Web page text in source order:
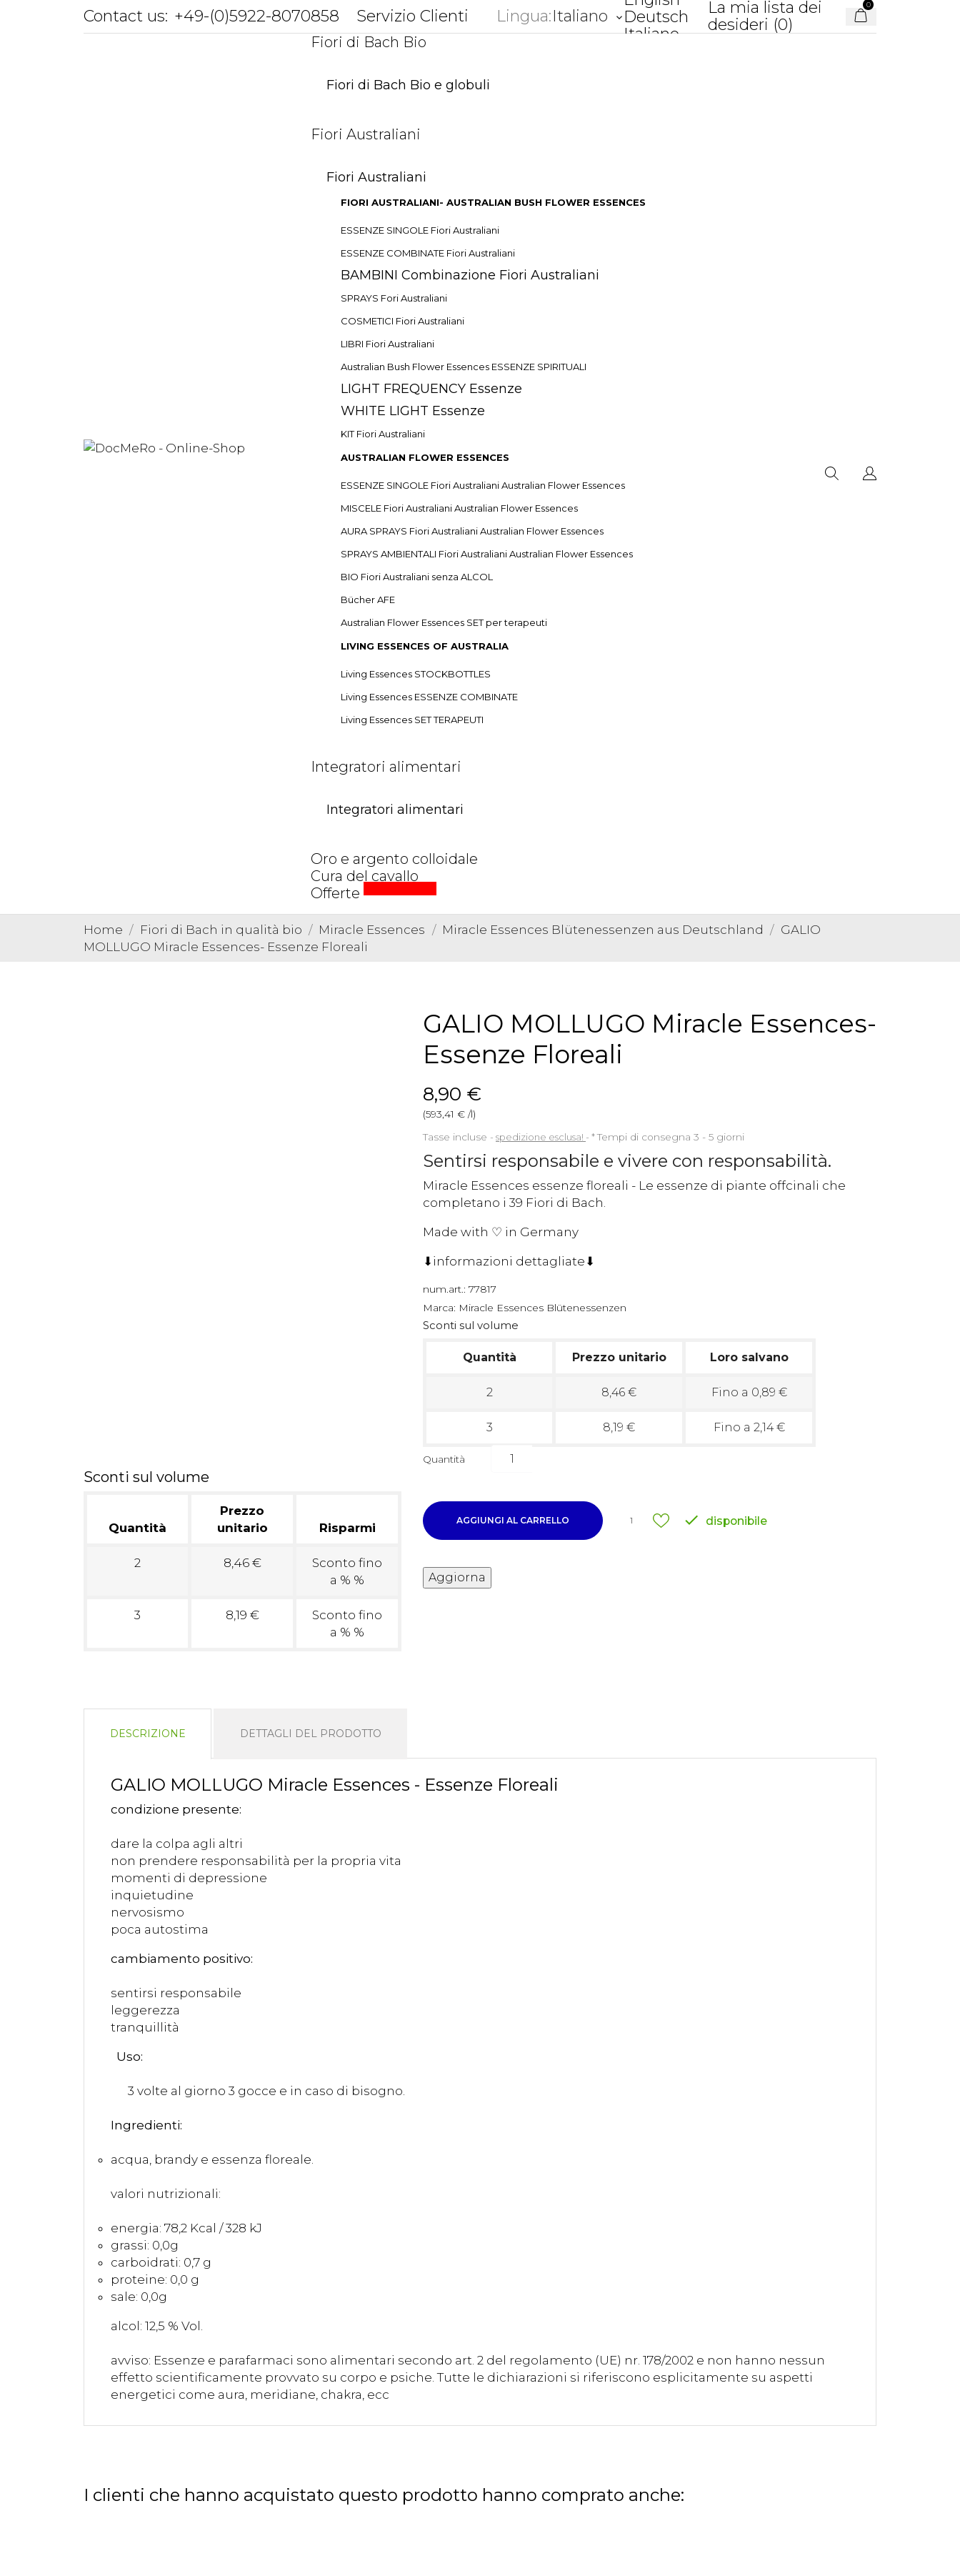
Contact us: +49-(0)5922-8070858 Servizio Clienti Lingua:Italiano keyboard_arrow_down Deutsch
Italiano
La mia lista dei
desideri (0)
0
Fiori di Bach Bio
Fiori di Bach Bio e globuli
Fiori Australiani
Fiori Australiani
FIORI AUSTRALIANI- AUSTRALIAN BUSH FLOWER ESSENCES
ESSENZE SINGOLE Fiori Australiani
ESSENZE COMBINATE Fiori Australiani
BAMBINI Combinazione Fiori Australiani
SPRAYS Fori Australiani
COSMETICI Fiori Australiani
LIBRI Fiori Australiani
Australian Bush Flower Essences ESSENZE SPIRITUALI
LIGHT FREQUENCY Essenze
WHITE LIGHT Essenze
KIT Fiori Australiani
AUSTRALIAN FLOWER ESSENCES
ESSENZE SINGOLE Fiori Australiani Australian Flower Essences
MISCELE Fiori Australiani Australian Flower Essences
AURA SPRAYS Fiori Australiani Australian Flower Essences
SPRAYS AMBIENTALI Fiori Australiani Australian Flower Essences
BIO Fiori Australiani senza ALCOL
Bücher AFE
Australian Flower Essences SET per terapeuti
LIVING ESSENCES OF AUSTRALIA
Living Essences STOCKBOTTLES
Living Essences ESSENZE COMBINATE
Living Essences SET TERAPEUTI
Integratori alimentari
Integratori alimentari
Oro e argento colloidale
Cura del cavallo
Offerte
Home Fiori di Bach in qualità bio Miracle Essences Miracle Essences Blütenessenzen aus Deutschland
GALIO
MOLLUGO Miracle Essences- Essenze Floreali
Sconti sul volume
Quantità
Prezzo
unitario
Risparmi
2 8,46 €
Sconto fino
a % %
3 8,19 €
Sconto fino
a % %
GALIO MOLLUGO Miracle Essences-
Essenze Floreali
8,90 €
(593,41 € /l)
Tasse incluse
spedizione esclusa! *Tempi di consegna 3 - 5 giorni
Sentirsi responsabile e vivere con responsabilità.
Miracle Essences essenze floreali - Le essenze di piante offcinali che
completano i 39 Fiori di Bach.
Made with ♡ in Germany
⬇informazioni dettagliate⬇
num.art.: 77817
Marca: Miracle Essences Blütenessenzen
Sconti sul volume
Quantità Prezzo unitario Loro salvano
2 8,46 € Fino a 0,89 €
3 8,19 € Fino a 2,14 €
Quantità
AGGIUNGI AL CARRELLO 1  disponibile
DESCRIZIONE DETTAGLI DEL PRODOTTO
GALIO MOLLUGO Miracle Essences - Essenze Floreali
condizione presente:
dare la colpa agli altri
non prendere responsabilità per la propria vita
momenti di depressione
inquietudine
nervosismo
poca autostima
cambiamento positivo:
sentirsi responsabile
leggerezza
tranquillità
Uso:
3 volte al giorno 3 gocce e in caso di bisogno.
Ingredienti:
acqua, brandy e essenza floreale.
valori nutrizionali:
energia: 78,2 Kcal / 328 kJ
grassi: 0,0g
carboidrati: 0,7 g
proteine: 0,0 g
sale: 0,0g
alcol: 12,5 % Vol.
avviso: Essenze e parafarmaci sono alimentari secondo art. 2 del regolamento (UE) nr. 178/2002 e non hanno nessun
effetto scientificamente provvato su corpo e psiche. Tutte le dichiarazioni si riferiscono esplicitamente su aspetti
energetici come aura, meridiane, chakra, ecc
I clienti che hanno acquistato questo prodotto hanno comprato anche: